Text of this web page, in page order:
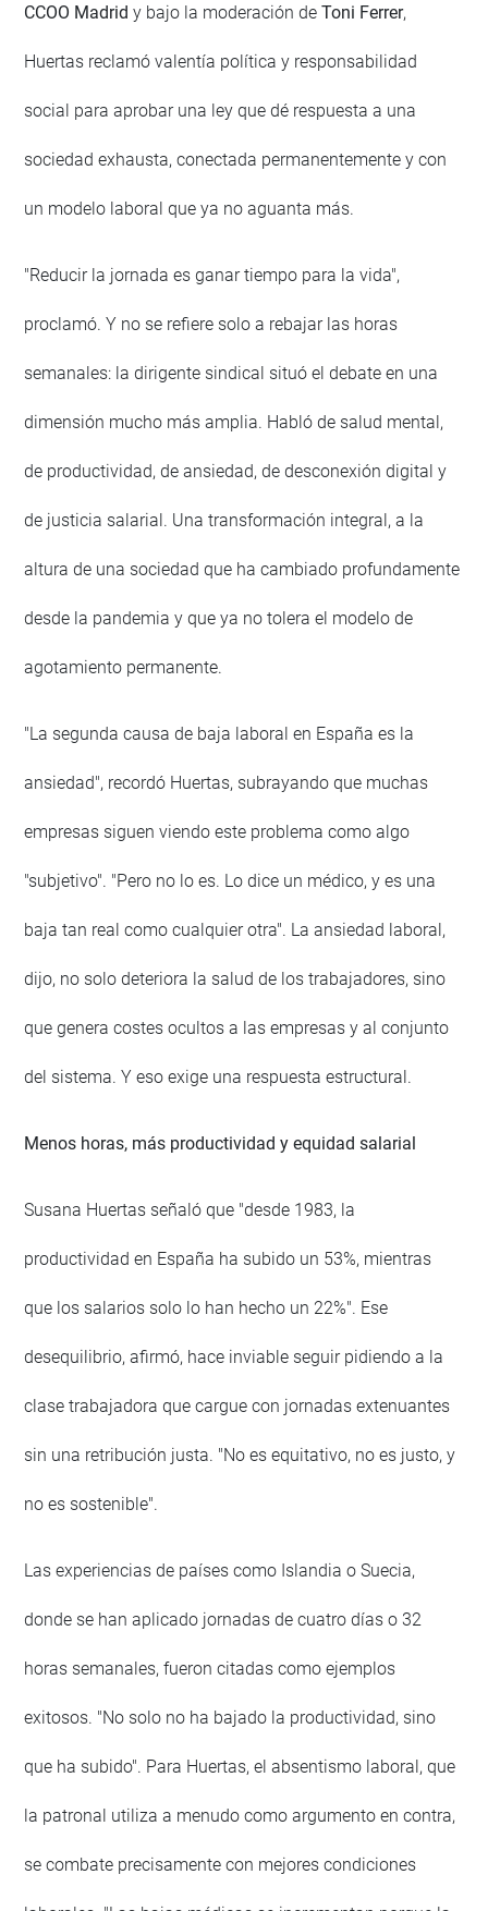
CCOO Madrid y bajo la moderación deToni Ferrer,
Huertas reclamó valentía política y responsabilidad
social para aprobar una ley que dé respuesta a una
sociedad exhausta, conectada permanentemente y con
un modelo laboral que ya no aguanta más.
"Reducir la jornada es ganar tiempo para la vida",
proclamó. Y no se refiere solo a rebajar las horas
semanales: la dirigente sindical situó el debate en una
dimensión mucho más amplia. Habló de salud mental,
de productividad, de ansiedad, de desconexión digital y
de justicia salarial. Una transformación integral, a la
altura de una sociedad que ha cambiado profundamente
desde la pandemia y que ya no tolera el modelo de
agotamiento permanente.
"La segunda causa de baja laboral en España es la
ansiedad", recordó Huertas, subrayando que muchas
empresas siguen viendo este problema como algo
"subjetivo". "Pero no lo es. Lo dice un médico, y es una
baja tan real como cualquier otra". La ansiedad laboral,
dijo, no solo deteriora la salud de los trabajadores, sino
que genera costes ocultos a las empresas y al conjunto
del sistema. Y eso exige una respuesta estructural.
Menos horas, más productividad y equidad salarial
Susana Huertas señaló que "desde 1983, la
productividad en España ha subido un 53%, mientras
que los salarios solo lo han hecho un 22%". Ese
desequilibrio, afirmó, hace inviable seguir pidiendo a la
clase trabajadora que cargue con jornadas extenuantes
sin una retribución justa. "No es equitativo, no es justo, y
no es sostenible".
Las experiencias de países como Islandia o Suecia,
donde se han aplicado jornadas de cuatro días o 32
horas semanales, fueron citadas como ejemplos
exitosos. "No solo no ha bajado la productividad, sino
que ha subido". Para Huertas, el absentismo laboral, que
la patronal utiliza a menudo como argumento en contra,
se combate precisamente con mejores condiciones